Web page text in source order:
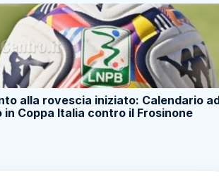
alla rovescia iniziato: Calendario
Coppa Italia contro il Frosinone